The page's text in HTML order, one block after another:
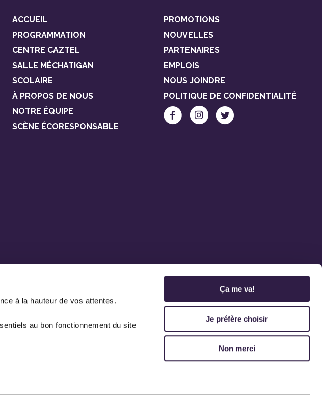
à la hauteur de vos attentes.
au bon fonctionnement du site
Ça me va!
Je préfère choisir
Non merci
ACCUEIL
PROGRAMMATION
CENTRE CAZTEL
SALLE MÉCHATIGAN
SCOLAIRE
À PROPOS DE NOUS
NOTRE ÉQUIPE
SCÈNE ÉCORESPONSABLE
PROMOTIONS
NOUVELLES
PARTENAIRES
EMPLOIS
NOUS JOINDRE
POLITIQUE DE CONFIDENTIALITÉ